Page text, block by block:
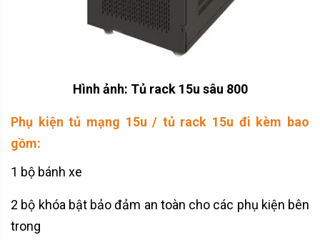
Hình ảnh: Tủ rack 15u sâu 800
Phụ kiện tủ mạng 15u / tủ rack 15u đi kèm bao
gồm:
1 bộ bánh xe
2 bộ khóa bật bảo đảm an toàn cho các phụ kiện bên
trong